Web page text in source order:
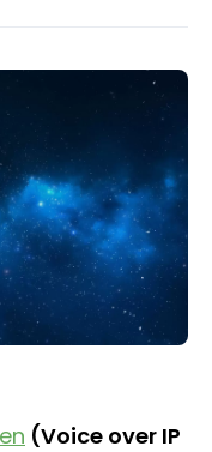
(Voice over IP